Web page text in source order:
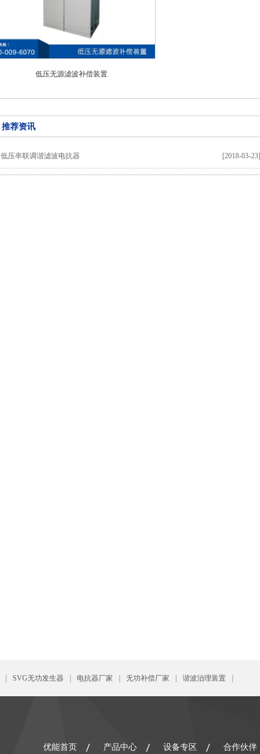
低压无源滤波补偿装置
推荐资讯
低压串联调谐滤波电抗器 [2018-03-23]
SVG无功发生器 电抗器厂家 无功补偿厂家 谐波治理装置
优能首页 产品中心 设备专区 合作伙伴